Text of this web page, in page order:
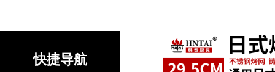
快捷导航